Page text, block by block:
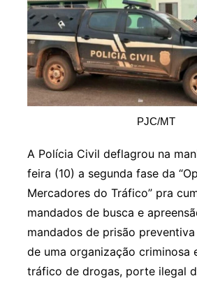
PJC/MT
A Polícia Civil deflagrou na
feira (10) a segunda fase da
Mercadores do Tráfico” pra
mandados de busca e
mandados de prisão
de uma organização criminosa
tráfico de drogas, porte ilegal